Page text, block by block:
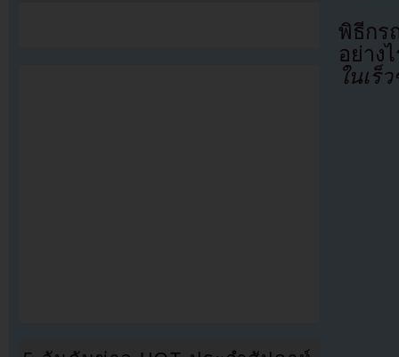
พิธีกร
อย่าง
ในเร็